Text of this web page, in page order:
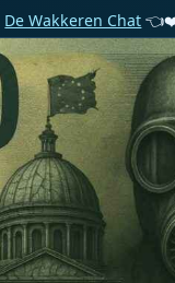
De Wakkeren Chat